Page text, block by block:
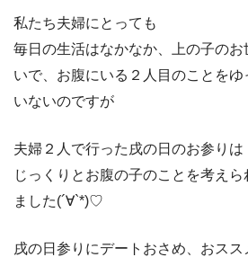
私たち夫婦にとっても
毎日の生活はなかなか、上の子の
いで、お腹にいる２人目のことを
いないのですが
夫婦２人で行った戌の日のお参りは
じっくりとお腹の子のことを考え
ました(´∀`*)♡
戌の日参りにデートおさめ、おスス